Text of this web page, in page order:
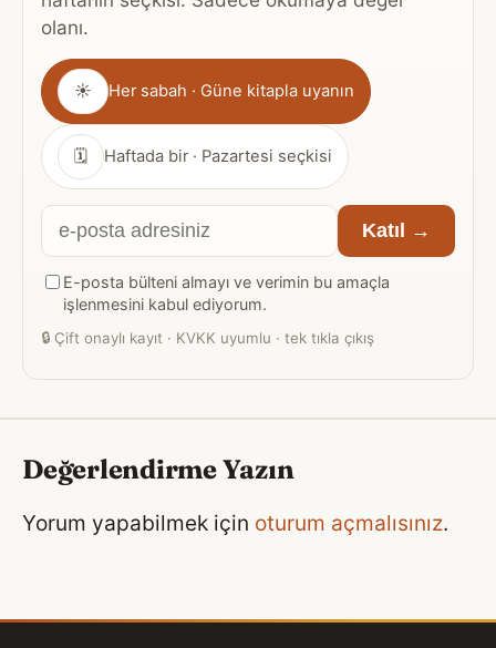
olanı.
Gönderim
sıklığı
☀ Her sabah · Güne kitapla uyanın
🗓 Haftada bir · Pazartesi seçkisi
E-
posta
adresiniz
Katıl →
E-posta bülteni almayı ve verimin bu amaçla
işlenmesini kabul ediyorum.
🔒 Çift onaylı kayıt · KVKK uyumlu · tek tıkla çıkış
Değerlendirme Yazın
Yorum yapabilmek için oturum açmalısınız.